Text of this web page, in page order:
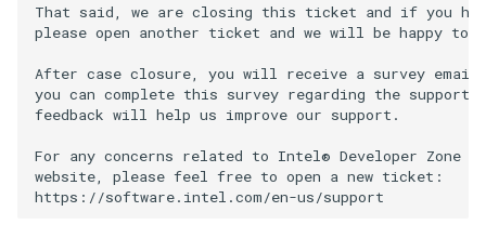
That said, we are closing this ticket and if you
please open another ticket and we will be happy to
After case closure, you will receive a survey
you can complete this survey regarding the support
feedback will help us improve our support.
For any concerns related to Intel® Developer Zone
website, please feel free to open a new ticket: